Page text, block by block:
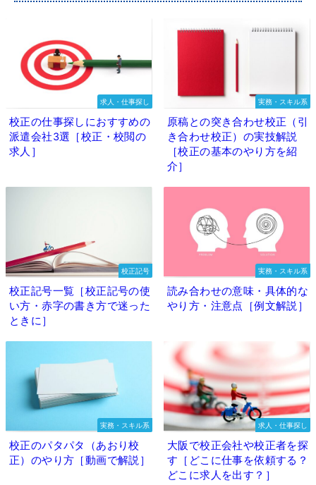
求人・仕事探し
校正の仕事探しにおすすめの
派遣会社3選［校正・校閲の
求人］
実務・スキル系
原稿との突き合わせ校正（引
き合わせ校正）の実技解説
［校正の基本のやり方を紹
介］
校正記号
校正記号一覧［校正記号の使
い方・赤字の書き方で迷った
ときに］
実務・スキル系
読み合わせの意味・具体的な
やり方・注意点［例文解説］
実務・スキル系
校正のパタパタ（あおり校
正）のやり方［動画で解説］
求人・仕事探し
大阪で校正会社や校正者を探
す［どこに仕事を依頼する？
どこに求人を出す？］